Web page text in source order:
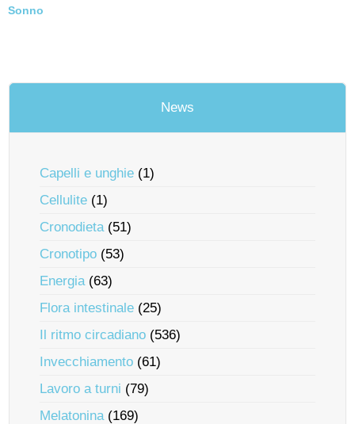
Sonno
News
Capelli e unghie (1)
Cellulite (1)
Cronodieta(51)
Cronotipo (53)
Energia(63)
Flora intestinale (25)
Il ritmo circadiano (536)
Invecchiamento (61)
Lavoro a turni (79)
Melatonina(169)